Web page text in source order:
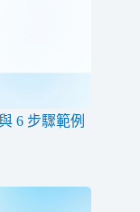
6 步驟範例